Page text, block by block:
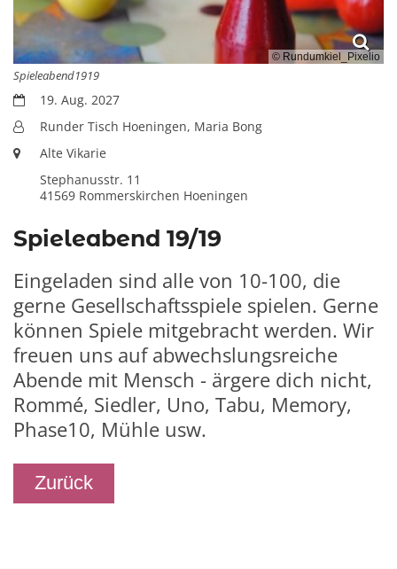
© Rundumkiel_Pixelio
Spieleabend1919
Datum:19. Aug. 2027
Von:
Runder Tisch Hoeningen, Maria Bong
Ort:
Alte Vikarie
Stephanusstr. 11
41569 Rommerskirchen Hoeningen
Spieleabend 19/19
Eingeladen sind alle von 10-100, die
gerne Gesellschaftsspiele spielen. Gerne
können Spiele mitgebracht werden. Wir
freuen uns auf abwechslungsreiche
Abende mit Mensch - ärgere dich nicht,
Rommé, Siedler, Uno, Tabu, Memory,
Phase10, Mühle usw.
Zurück